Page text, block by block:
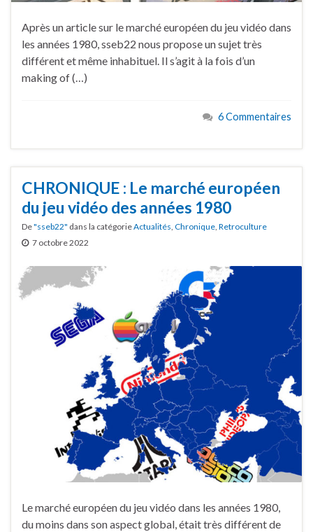
Après un article sur le marché européen du jeu vidéo dans
les années 1980, sseb22 nous propose un sujet très
différent et même inhabituel. Il s’agit à la fois d’un
making of (…)
6 Commentaires
CHRONIQUE : Le marché européen
du jeu vidéo des années 1980
De"sseb22" dans la catégorieActualités Chronique Retroculture
7 octobre 2022
Le marché européen du jeu vidéo dans les années 1980,
du moins dans son aspect global, était très différent de